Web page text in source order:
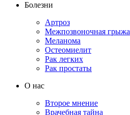
Болезни
Артроз
Межпозвоночная грыжа
Меланома
Остеомиелит
Рак легких
Рак простаты
О нас
Второе мнение
Врачебная тайна